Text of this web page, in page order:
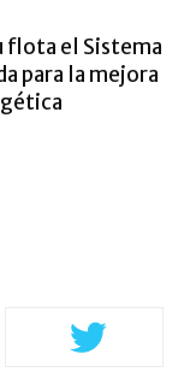
flota el Sistema
para la mejora